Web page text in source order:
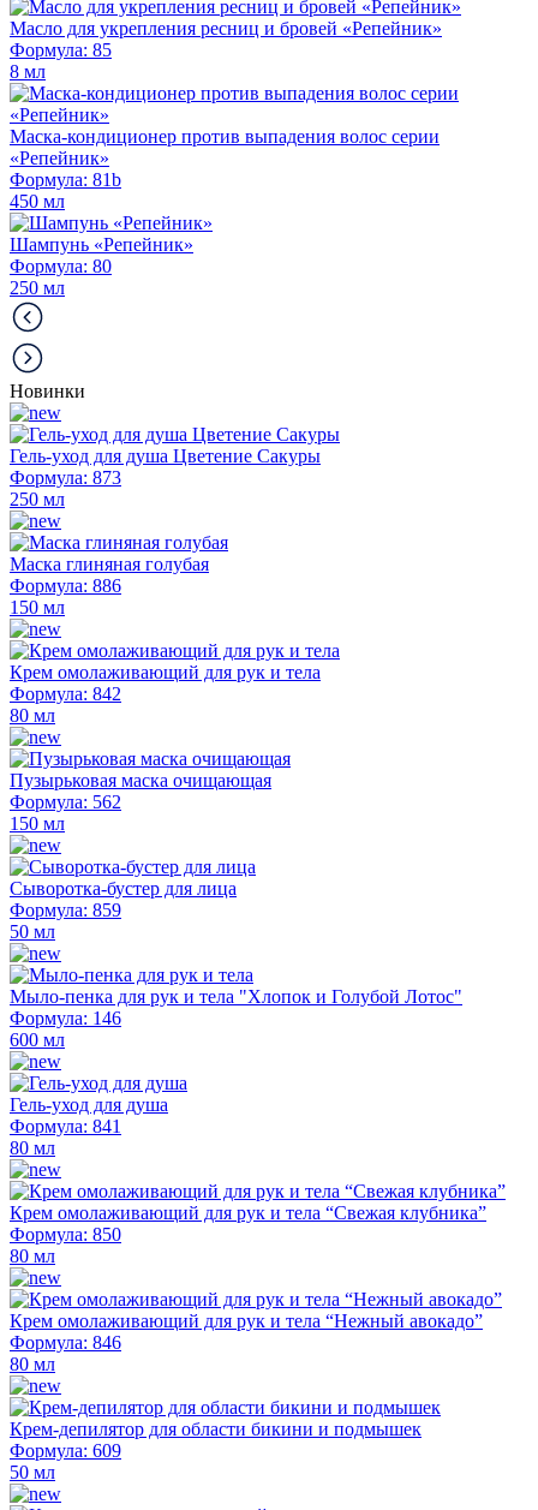
Масло для укрепления ресниц и бровей «Репейник»
Формула: 85
8 мл
Маска-кондиционер против выпадения волос серии
«Репейник»
Формула: 81b
450 мл
Шампунь «Репейник»
Формула: 80
250 мл
Новинки
Гель-уход для душа Цветение Сакуры
Формула: 873
250 мл
Маска глиняная голубая
Формула: 886
150 мл
Крем омолаживающий для рук и тела
Формула: 842
80 мл
Пузырьковая маска очищающая
Формула: 562
150 мл
Сыворотка-бустер для лица
Формула: 859
50 мл
Мыло-пенка для рук и тела "Хлопок и Голубой Лотос"
Формула: 146
600 мл
Гель-уход для душа
Формула: 841
80 мл
Крем омолаживающий для рук и тела “Свежая клубника”
Формула: 850
80 мл
Крем омолаживающий для рук и тела “Нежный авокадо”
Формула: 846
80 мл
Крем-депилятор для области бикини и подмышек
Формула: 609
50 мл